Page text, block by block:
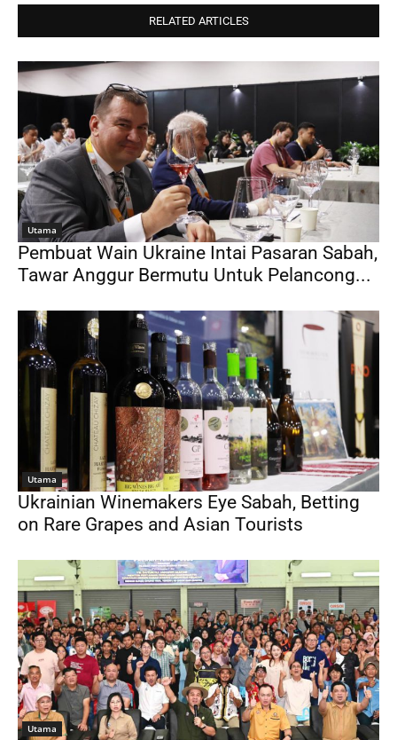
RELATED ARTICLES
Utama
Pembuat Wain Ukraine Intai Pasaran Sabah,
Tawar Anggur Bermutu Untuk Pelancong...
Utama
Ukrainian Winemakers Eye Sabah, Betting
on Rare Grapes and Asian Tourists
Utama